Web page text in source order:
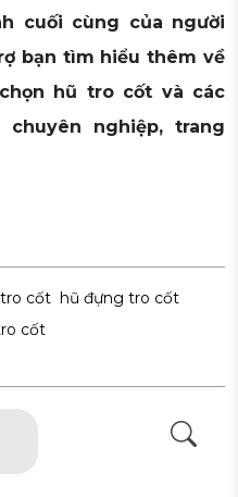
cuối cùng của người
bạn tìm hiểu thêm về
hũ tro cốt và các
nghiệp, trang
cốt hũ đựng tro cốt
cốt